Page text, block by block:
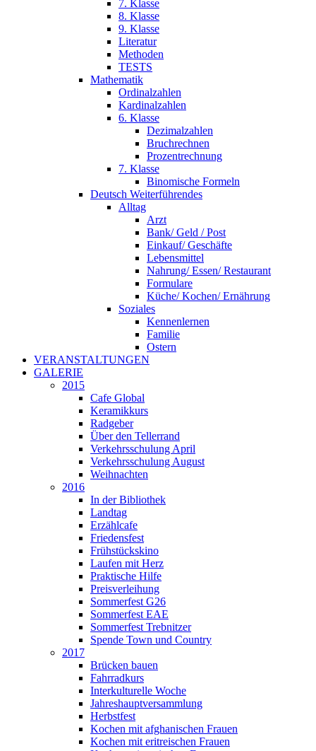
7. Klasse
8. Klasse
9. Klasse
Literatur
Methoden
TESTS
Mathematik
Ordinalzahlen
Kardinalzahlen
6. Klasse
Dezimalzahlen
Bruchrechnen
Prozentrechnung
7. Klasse
Binomische Formeln
Deutsch Weiterführendes
Alltag
Arzt
Bank/ Geld / Post
Einkauf/ Geschäfte
Lebensmittel
Nahrung/ Essen/ Restaurant
Formulare
Küche/ Kochen/ Ernährung
Soziales
Kennenlernen
Familie
Ostern
VERANSTALTUNGEN
GALERIE
2015
Cafe Global
Keramikkurs
Radgeber
Über den Tellerrand
Verkehrsschulung April
Verkehrsschulung August
Weihnachten
2016
In der Bibliothek
Landtag
Erzählcafe
Friedensfest
Frühstückskino
Laufen mit Herz
Praktische Hilfe
Preisverleihung
Sommerfest G26
Sommerfest EAE
Sommerfest Trebnitzer
Spende Town und Country
2017
Brücken bauen
Fahrradkurs
Interkulturelle Woche
Jahreshauptversammlung
Herbstfest
Kochen mit afghanischen Frauen
Kochen mit eritreischen Frauen